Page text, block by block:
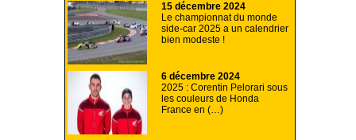
15 décembre 2024
Le championnat du monde
side-car 2025 a un calendrier
bien modeste !
6 décembre 2024
2025 : Corentin Pelorari sous
les couleurs de Honda
France en (…)